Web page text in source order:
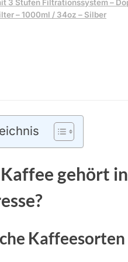
3 Stufen Filtrationssystem –
– 1000ml / 34oz – Silber
gehört
Kaffeesorten